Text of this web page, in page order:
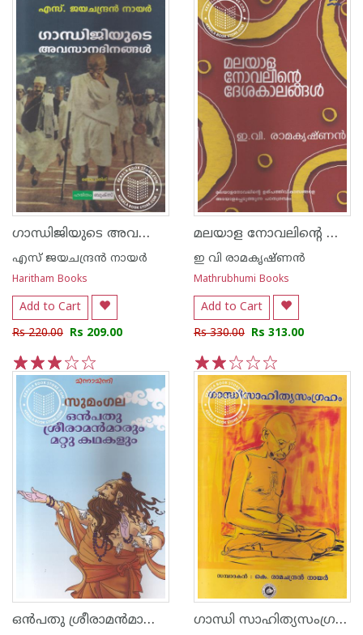
ഗാന്ധിജിയുടെ അവസാന ദിനങ്ങള്‍
എസ്‌ ജയചന്ദ്രന്‍‌ നായര്‍‌
Haritham Books
Add to Cart
Rs 220.00 Rs 209.00
5
4
3
2
1
മലയാള നോവലിന്റെ ദേശകാലങ്ങള്‍
ഇ വി രാമകൃഷ്ണന്‍
Mathrubhumi Books
Add to Cart
Rs 330.00 Rs 313.00
5
4
3
2
1
ഒന്‍പതു ശ്രീരാമന്‍മാരും മറ്റു കഥകളും ഗാന്ധി സാഹിത്യസംഗ്രഹം